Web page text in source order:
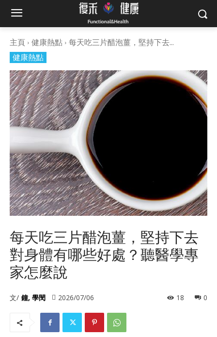
主頁 健康熱點 每天吃三片醋泡薑，堅持下去...
健康熱點
每天吃三片醋泡薑，堅持下去
對身體有哪些好處？聽醫學專
家怎麼說
文/ 鐘, 學閔 2026/07/06 0
18